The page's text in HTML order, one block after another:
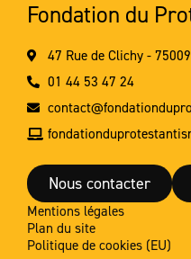
Fondation du
47 Rue de Clichy -
01 44 53 47 24
Nous contacter
Mentions légales
Plan du site
Politique de cookies (EU)